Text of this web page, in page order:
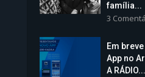
Vice-Prefeita
tomará
família...
3
Em
App no
A RÁDIO...